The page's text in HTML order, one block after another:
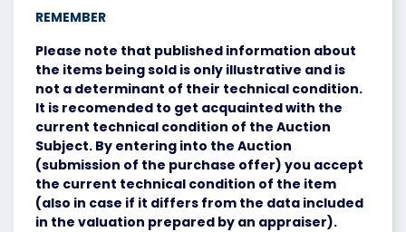
REMEMBER
Please note that published information about
the items being sold is only illustrative and is
not a determinant of their technical condition.
It is recomended to get acquainted with the
current technical condition of the Auction
Subject. By entering into the Auction
(submission of the purchase offer) you accept
the current technical condition of the item
(also in case if it differs from the data included
in the valuation prepared by an appraiser).